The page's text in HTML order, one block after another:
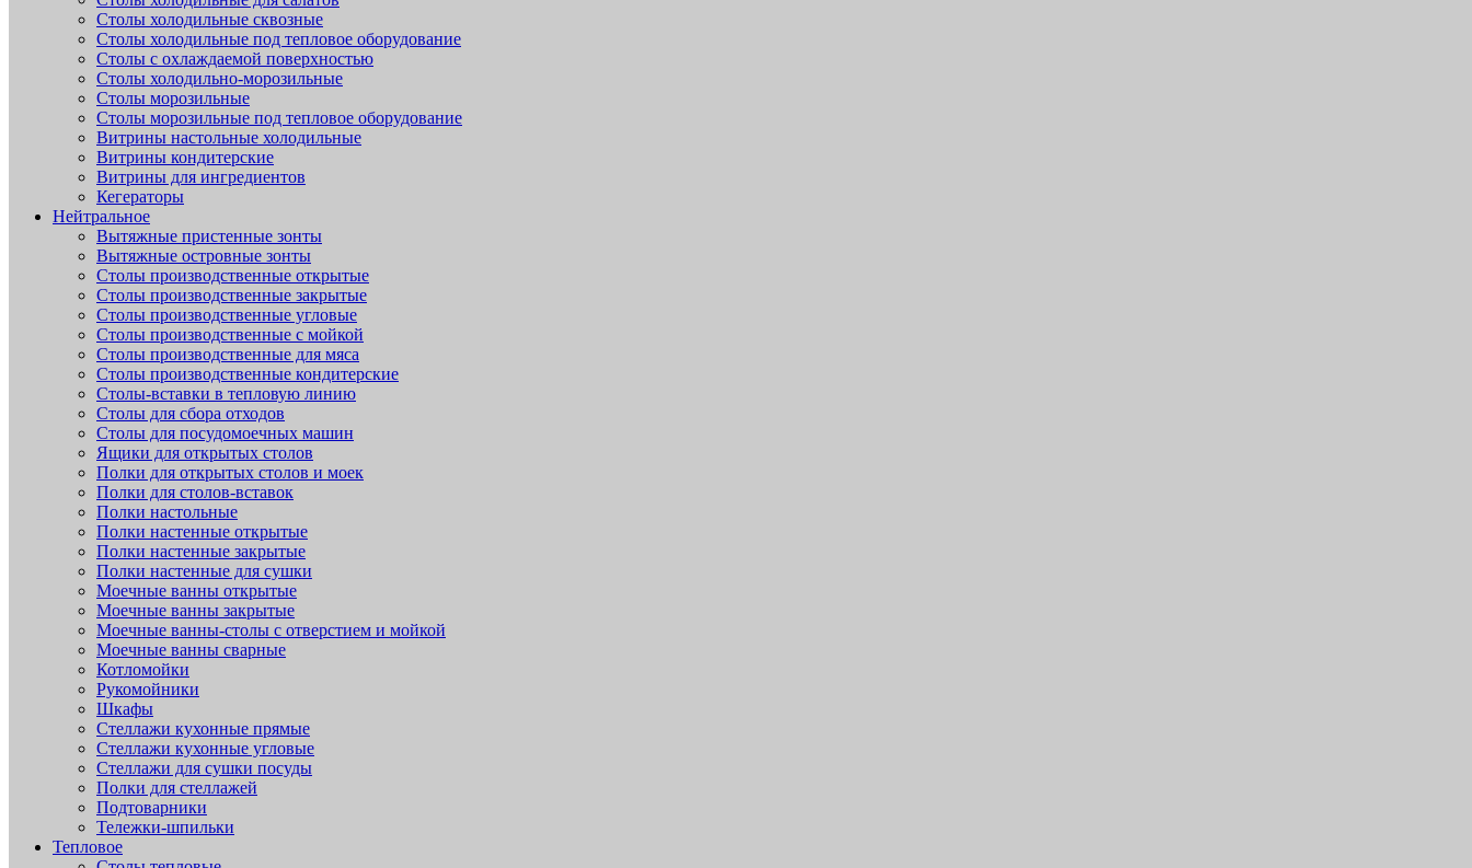
Столы холодильные сквозные
Столы холодильные под тепловое оборудование
Столы с охлаждаемой поверхностью
Столы холодильно-морозильные
Столы морозильные
Столы морозильные под тепловое оборудование
Витрины настольные холодильные
Витрины кондитерские
Витрины для ингредиентов
Кегераторы
Нейтральное
Вытяжные пристенные зонты
Вытяжные островные зонты
Столы производственные открытые
Столы производственные закрытые
Столы производственные угловые
Столы производственные с мойкой
Столы производственные для мяса
Столы производственные кондитерские
Столы-вставки в тепловую линию
Столы для сбора отходов
Столы для посудомоечных машин
Ящики для открытых столов
Полки для открытых столов и моек
Полки для столов-вставок
Полки настольные
Полки настенные открытые
Полки настенные закрытые
Полки настенные для сушки
Моечные ванны открытые
Моечные ванны закрытые
Моечные ванны-столы с отверстием и мойкой
Моечные ванны сварные
Котломойки
Рукомойники
Шкафы
Стеллажи кухонные прямые
Стеллажи кухонные угловые
Стеллажи для сушки посуды
Полки для стеллажей
Подтоварники
Тележки-шпильки
Тепловое